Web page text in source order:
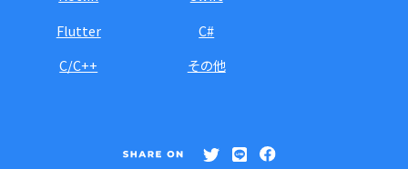
Flutter
C#
C/C++
その他